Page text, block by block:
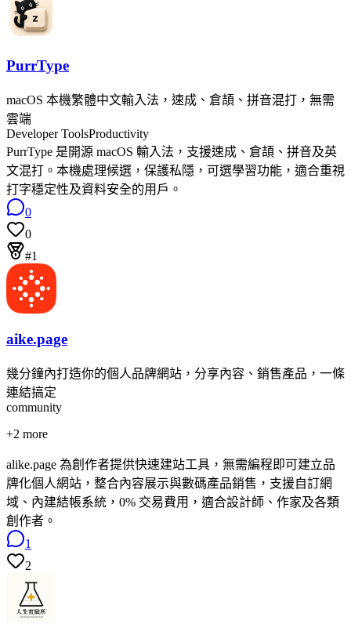
PurrType
macOS 本機繁體中文輸入法，速成、倉頡、拼音混打，無需
雲端
Developer ToolsProductivity
PurrType 是開源 macOS 輸入法，支援速成、倉頡、拼音及英
文混打。本機處理候選，保護私隱，可選學習功能，適合重視
打字穩定性及資料安全的用戶。
0
0
#1
aike.page
幾分鐘內打造你的個人品牌網站，分享內容、銷售產品，一條
連結搞定
community
+2 more
alike.page 為創作者提供快速建站工具，無需編程即可建立品
牌化個人網站，整合內容展示與數碼產品銷售，支援自訂網
域、內建結帳系統，0% 交易費用，適合設計師、作家及各類
創作者。
1
2